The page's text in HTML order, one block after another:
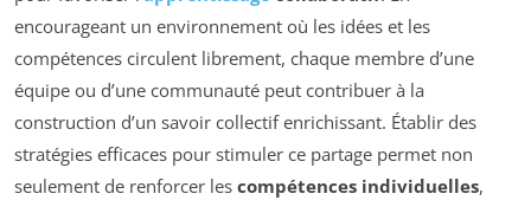
encourageant un environnement où les idées et les
compétences circulent librement, chaque membre d’une
équipe ou d’une communauté peut contribuer à la
construction d’un savoir collectif enrichissant. Établir des
stratégies efficaces pour stimuler ce partage permet non
seulement de renforcer les compétences individuelles,